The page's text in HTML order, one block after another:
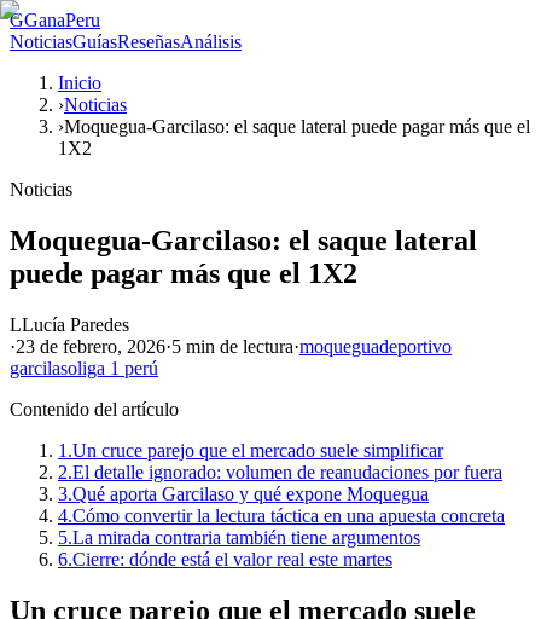
GGanaPeru
NoticiasGuíasReseñasAnálisis
Inicio
›Noticias
›Moquegua-Garcilaso: el saque lateral puede pagar más que el
1X2
Noticias
Moquegua-Garcilaso: el saque lateral
puede pagar más que el 1X2
LLucía Paredes
·23 de febrero, 2026·5 min de lectura·moqueguadeportivo
garcilasoliga 1 perú
Contenido del artículo
1.Un cruce parejo que el mercado suele simplificar
2.El detalle ignorado: volumen de reanudaciones por fuera
3.Qué aporta Garcilaso y qué expone Moquegua
4.Cómo convertir la lectura táctica en una apuesta concreta
5.La mirada contraria también tiene argumentos
6.Cierre: dónde está el valor real este martes
Un cruce parejo que el mercado suele